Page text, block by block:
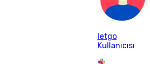
letgo
Kullanıcısı